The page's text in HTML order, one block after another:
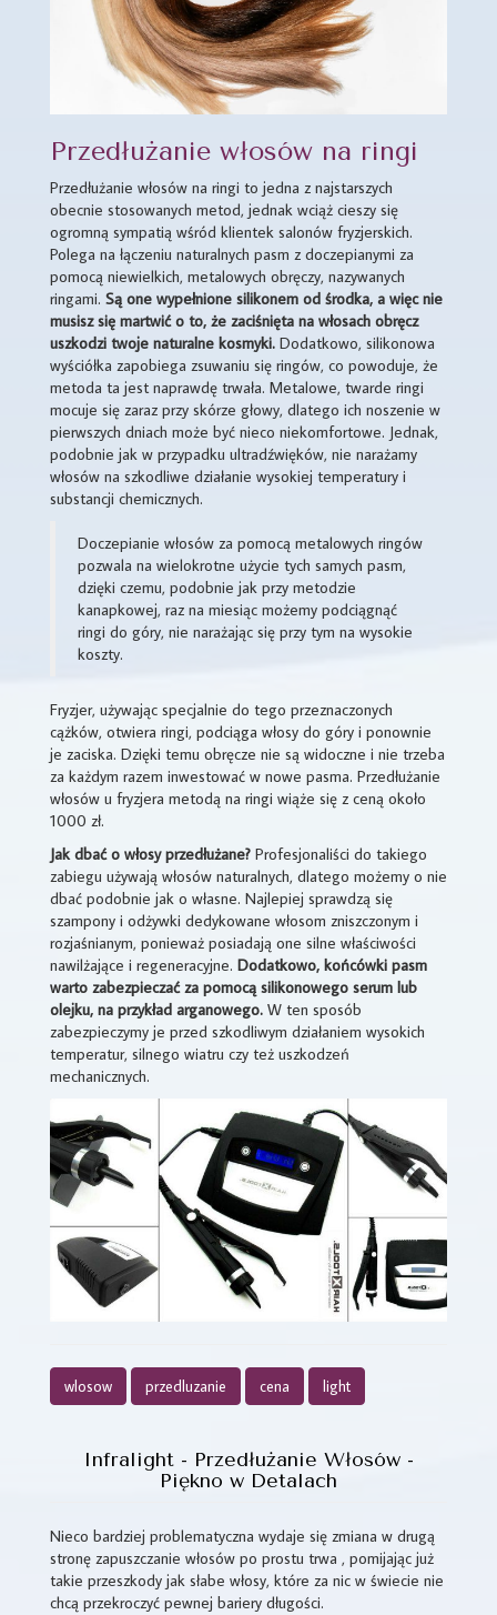
Przedłużanie włosów na ringi
Przedłużanie włosów na ringi to jedna z najstarszych
obecnie stosowanych metod, jednak wciąż cieszy się
ogromną sympatią wśród klientek salonów fryzjerskich.
Polega na łączeniu naturalnych pasm z doczepianymi za
pomocą niewielkich, metalowych obręczy, nazywanych
ringami. Są one wypełnione silikonem od środka, a więc nie
musisz się martwić o to, że zaciśnięta na włosach obręcz
uszkodzi twoje naturalne kosmyki. Dodatkowo, silikonowa
wyściółka zapobiega zsuwaniu się ringów, co powoduje, że
metoda ta jest naprawdę trwała. Metalowe, twarde ringi
mocuje się zaraz przy skórze głowy, dlatego ich noszenie w
pierwszych dniach może być nieco niekomfortowe. Jednak,
podobnie jak w przypadku ultradźwięków, nie narażamy
włosów na szkodliwe działanie wysokiej temperatury i
substancji chemicznych.
Doczepianie włosów za pomocą metalowych ringów
pozwala na wielokrotne użycie tych samych pasm,
dzięki czemu, podobnie jak przy metodzie
kanapkowej, raz na miesiąc możemy podciągnąć
ringi do góry, nie narażając się przy tym na wysokie
koszty.
Fryzjer, używając specjalnie do tego przeznaczonych
cążków, otwiera ringi, podciąga włosy do góry i ponownie
je zaciska. Dzięki temu obręcze nie są widoczne i nie trzeba
za każdym razem inwestować w nowe pasma. Przedłużanie
włosów u fryzjera metodą na ringi wiąże się z ceną około
1000 zł.
Jak dbać o włosy przedłużane? Profesjonaliści do takiego
zabiegu używają włosów naturalnych, dlatego możemy o nie
dbać podobnie jak o własne. Najlepiej sprawdzą się
szampony i odżywki dedykowane włosom zniszczonym i
rozjaśnianym, ponieważ posiadają one silne właściwości
nawilżające i regeneracyjne. Dodatkowo, końcówki pasm
warto zabezpieczać za pomocą silikonowego serum lub
olejku, na przykład arganowego. W ten sposób
zabezpieczymy je przed szkodliwym działaniem wysokich
temperatur, silnego wiatru czy też uszkodzeń
mechanicznych.
wlosow przedluzanie cena light
Infralight - Przedłużanie Włosów -
Piękno w Detalach
Nieco bardziej problematyczna wydaje się zmiana w drugą
stronę zapuszczanie włosów po prostu trwa , pomijając już
takie przeszkody jak słabe włosy, które za nic w świecie nie
chcą przekroczyć pewnej bariery długości.